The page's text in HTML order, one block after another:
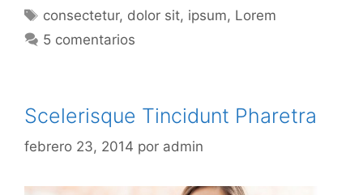
Etiquetas
consectetur, dolor sit, ipsum, Lorem
5 comentarios
Scelerisque Tincidunt Pharetra
febrero 23, 2014 por admin